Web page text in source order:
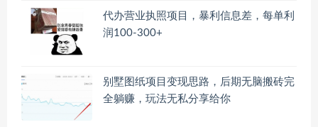
代办营业执照项目，暴利信息差，每单利
润100-300+
别墅图纸项目变现思路，后期无脑搬砖完
全躺赚，玩法无私分享给你